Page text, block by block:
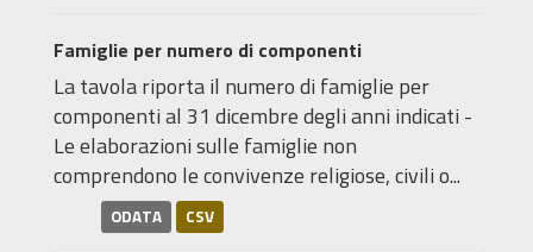
Famiglie per numero di componenti
La tavola riporta il numero di famiglie per
componenti al 31 dicembre degli anni indicati -
Le elaborazioni sulle famiglie non
comprendono le convivenze religiose, civili o...
ODATA CSV